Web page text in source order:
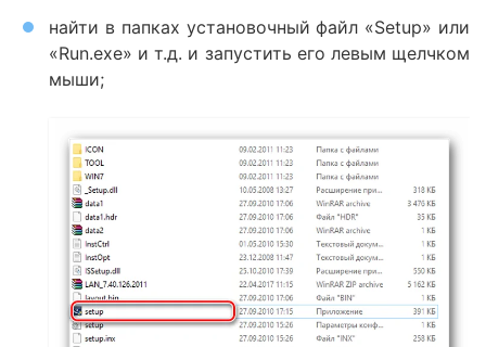
найти в папках установочный файл «Setup» или
«Run.exe» и т.д. и запустить его левым щелчком
мыши;